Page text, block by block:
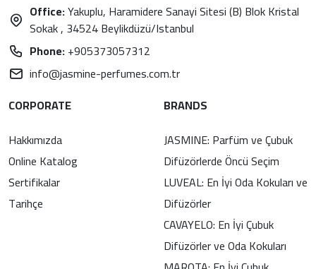
Office:Yakuplu, Haramidere Sanayi Sitesi (B) Blok Kristal
Sokak , 34524 Beylikdüzü/Istanbul
Phone:+905373057312
info@jasmine-perfumes.com.tr
CORPORATE
Hakkımızda
Online Katalog
Sertifikalar
Tarihçe
BRANDS
JASMINE: Parfüm ve Çubuk
Difüzörlerde Öncü Seçim
LUVEAL: En İyi Oda Kokuları ve
Difüzörler
CAVAYELO: En İyi Çubuk
Difüzörler ve Oda Kokuları